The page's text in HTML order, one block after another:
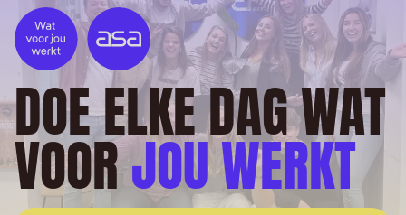
DOE ELKE DAG WAT
VOORJOU WERKT